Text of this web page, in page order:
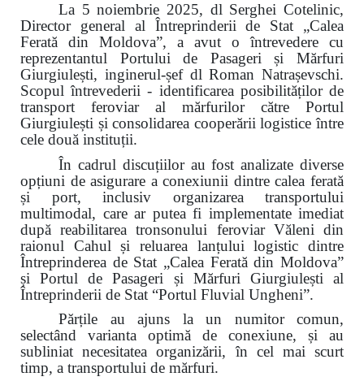
La 5 noiembrie 2025, dl Serghei Cotelinic,
Director general al Întreprinderii de Stat „Calea
Ferată din Moldova”, a avut o întrevedere cu
reprezentantul Portuluide Pasageri și Mărfuri
Giurgiulești, inginerul-șef dl Roman Natrașevschi.
Scopul întrevederii - identificarea posibilităților de
transport feroviar al mărfurilor către Portul
Giurgiulești și consolidarea cooperării logistice între
cele două instituții.
În cadrul discuțiilor au fost analizate diverse
opțiuni de asigurare a conexiunii dintre calea ferată
și port, inclusiv organizarea transportului
multimodal, care ar putea fi implementate imediat
după reabilitarea tronsonului feroviar Văleni din
raionul Cahul și reluarea lanțului logistic dintre
Întreprinderea de Stat „Calea Ferată din Moldova”
și Portul de Pasageri și Mărfuri Giurgiulești al
Întreprinderii de Stat “Portul Fluvial Ungheni”.
Părțile au ajuns la un numitor comun,
selectând varianta optimă de conexiune, și au
subliniat necesitatea organizării, în cel mai scurt
timp, a transportului de mărfuri.